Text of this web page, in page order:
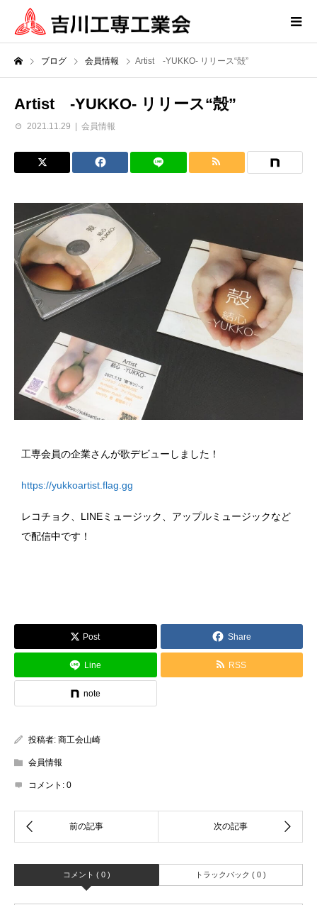
ブログ 会員情報 Artist -YUKKO- リリース“殻”
Artist -YUKKO- リリース“殻”
2021.11.29 会員情報
工専会員の企業さんが歌デビューしました！
https://yukkoartist.flag.gg
レコチョク、LINEミュージック、アップルミュージックなど
で配信中です！
Post Share
Line RSS
note
投稿者: 商工会山崎
会員情報
コメント: 0
コメント ( 0 ) トラックバック ( 0 )